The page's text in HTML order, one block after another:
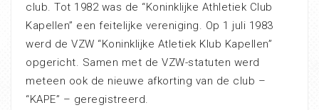
club. Tot 1982 was de “Koninklijke Athletiek Club
Kapellen” een feitelijke vereniging. Op 1 juli 1983
werd de VZW “Koninklijke Atletiek Klub Kapellen”
opgericht. Samen met de VZW-statuten werd
meteen ook de nieuwe afkorting van de club –
“KAPE” – geregistreerd.